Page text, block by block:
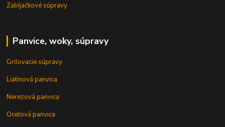
Zabíjačkové súpravy
Panvice, woky, súpravy
Grilovacie súpravy
Liatinová panvica
Nerezová panvica
Oceľová panvica